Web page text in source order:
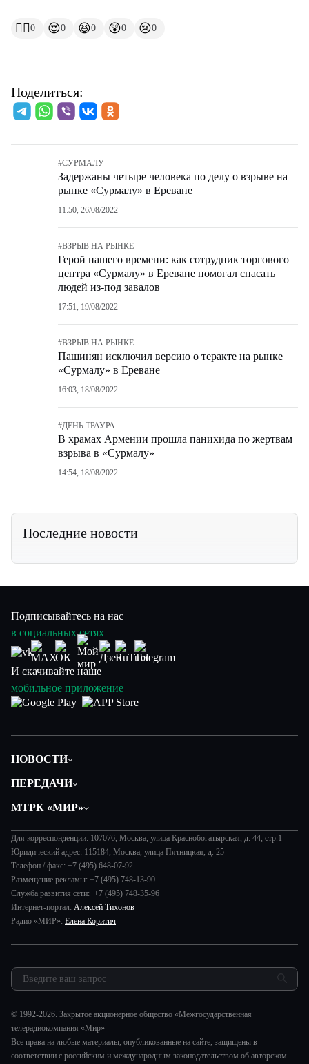
👍🏻0 😍0 😆0 😲0 😢0
Поделиться:
#СУРМАЛУ
Задержаны четыре человека по делу о взрыве на
рынке «Сурмалу» в Ереване
11:50, 26/08/2022
#ВЗРЫВ НА РЫНКЕ
Герой нашего времени: как сотрудник торгового
центра «Сурмалу» в Ереване помогал спасать
людей из-под завалов
17:51, 19/08/2022
#ВЗРЫВ НА РЫНКЕ
Пашинян исключил версию о теракте на рынке
«Сурмалу» в Ереване
16:03, 18/08/2022
#ДЕНЬ ТРАУРА
В храмах Армении прошла панихида по жертвам
взрыва в «Сурмалу»
14:54, 18/08/2022
Последние новости
Подписывайтесь на нас
в социальных сетях
И скачивайте наше
мобильное приложение
НОВОСТИ
Экономика
Происшествия
В содружестве
В мире
Наука и технологии
Здоровье и медицина
Культура
Шоу-бизнес
Сад и огород
ПЕРЕДАЧИ
Дела судебные
Диктор делает
Игра в кино
Игра в кино. Мультфильмы
Исторический детектив
МИР. Мнение
Мировое соглашение
Обману.НЕТ
Предварительный диагноз
Пять причин поехать в...
МТРК «МИР»
История
Руководство
Новости компании
Пресса о нас
Карьера
Результаты СОУТ
Для корреспонденции: 107076, Москва, улица Краснобогатырская, д. 44, стр.1
Юридический адрес: 115184, Москва, улица Пятницкая, д. 25
Телефон / факс: +7 (495) 648-07-92
Размещение рекламы: +7 (495) 748-13-90
Служба развития сети: +7 (495) 748-35-96
Интернет-портал: Алексей Тихонов
Радио «МИР»: Елена Коритич
© 1992-2026. Закрытое акционерное общество «Межгосударственная
телерадиокомпания «Мир»
Все права на любые материалы, опубликованные на сайте, защищены в
соответствии с российским и международным законодательством об авторском